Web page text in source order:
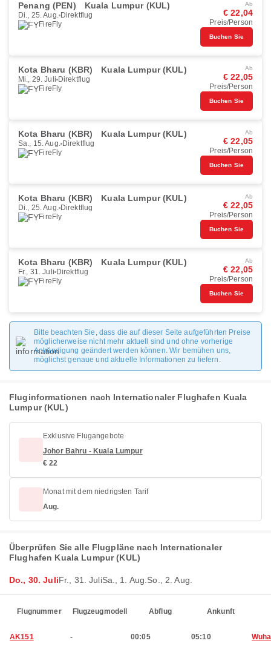
Penang (PEN) Kuala Lumpur (KUL)
Di., 25. Aug. Direktflug
FireFly
Ab
€ 22,04
Preis/Person
Buchen Sie
Kota Bharu (KBR) Kuala Lumpur (KUL)
Mi., 29. Juli Direktflug
FireFly
Ab
€ 22,05
Preis/Person
Buchen Sie
Kota Bharu (KBR) Kuala Lumpur (KUL)
Sa., 15. Aug. Direktflug
FireFly
Ab
€ 22,05
Preis/Person
Buchen Sie
Kota Bharu (KBR) Kuala Lumpur (KUL)
Di., 25. Aug. Direktflug
FireFly
Ab
€ 22,05
Preis/Person
Buchen Sie
Kota Bharu (KBR) Kuala Lumpur (KUL)
Fr., 31. Juli Direktflug
FireFly
Ab
€ 22,05
Preis/Person
Buchen Sie
Bitte beachten Sie, dass die auf dieser Seite aufgeführten Preise
möglicherweise nicht mehr aktuell sind und ohne vorherige
Ankündigung geändert werden können. Wir bemühen uns,
möglichst genaue und aktuelle Informationen zu liefern.
Fluginformationen nach Internationaler Flughafen Kuala
Lumpur (KUL)
Exklusive Flugangebote
Johor Bahru - Kuala Lumpur
€ 22
Monat mit dem niedrigsten Tarif
Aug.
Überprüfen Sie alle Flugpläne nach Internationaler
Flughafen Kuala Lumpur (KUL)
Do., 30. JuliFr., 31. JuliSa., 1. Aug. So., 2. Aug.
Flugnummer Flugzeugmodell Abflug Ankunft
AK151 - 00:05 05:10